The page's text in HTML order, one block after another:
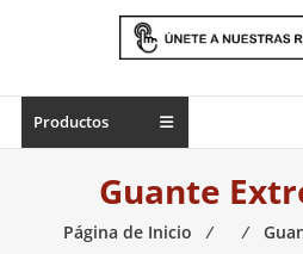
marciales
Todo
necesario
Productos
Guante
Página de Inicio ⁄ ⁄